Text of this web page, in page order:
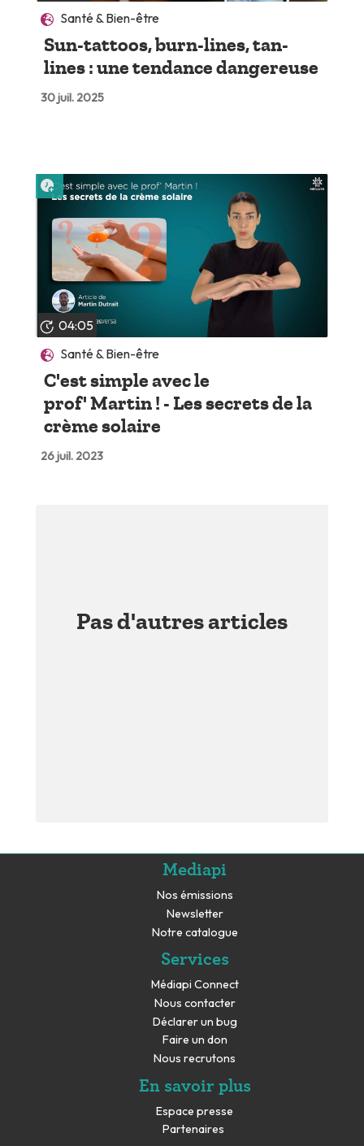
Santé & Bien-être
Sun-tattoos, burn-lines, tan-
lines : une tendance dangereuse
30 juil. 2025
04:05
Santé & Bien-être
C'est simple avec le
prof' Martin ! - Les secrets de la
crème solaire
26 juil. 2023
Lire plus tard
Pas d'autres articles
Mediapi
Nos émissions
Newsletter
Notre catalogue
Services
Médiapi Connect
Nous contacter
Déclarer un bug
Faire un don
Nous recrutons
En savoir plus
Espace presse
Partenaires